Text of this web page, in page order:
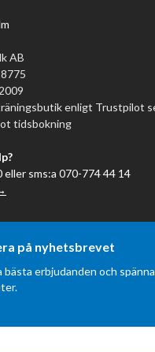
AB
enligt Trustpilot
tidsbokning
eller sms:a 070-774 44 14
på nyhetsbrevet
bästa erbjudanden och